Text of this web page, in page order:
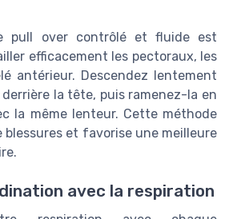
pull over contrôlé et fluide est
efficacement les pectoraux, les
antérieur. Descendez lentement
la tête, puis ramenez-la en
la même lenteur. Cette méthode
blessures et favorise une meilleure
avec la respiration